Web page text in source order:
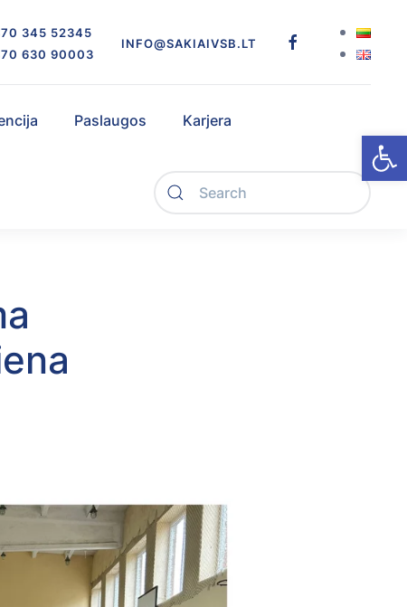
345 52345
630 90003
INFO@SAKIAIVSB.LT
Paslaugos Karjera